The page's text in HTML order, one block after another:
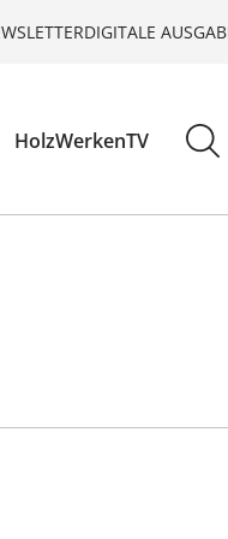
DIGITALE
HolzWerkenTV